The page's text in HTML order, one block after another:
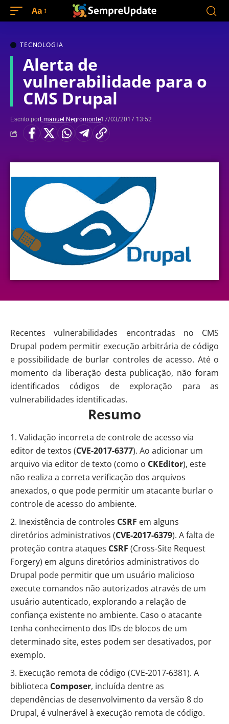
Aa
TECNOLOGIA
Alerta de
vulnerabilidade para o
CMS Drupal
Escrito porEmanuel Negromonte17/03/2017 13:52
Recentes vulnerabilidades encontradas no CMS
Drupal podem permitir execução arbitrária de código
e possibilidade de burlar controles de acesso. Até o
momento da liberação desta publicação, não foram
identificados códigos de exploração para as
vulnerabilidades identificadas.
Resumo
Validação incorreta de controle de acesso via
editor de textos (CVE-2017-6377). Ao adicionar um
arquivo via editor de texto (como o CKEditor), este
não realiza a correta verificação dos arquivos
anexados, o que pode permitir um atacante burlar o
controle de acesso do ambiente.
Inexistência de controles CSRF em alguns
diretórios administrativos (CVE-2017-6379). A falta de
proteção contra ataques CSRF (Cross-Site Request
Forgery) em alguns diretórios administrativos do
Drupal pode permitir que um usuário malicioso
execute comandos não autorizados através de um
usuário autenticado, explorando a relação de
confiança existente no ambiente. Caso o atacante
tenha conhecimento dos IDs de blocos de um
determinado site, estes podem ser desativados, por
exemplo.
Execução remota de código (CVE-2017-6381). A
biblioteca Composer, incluída dentre as
dependências de desenvolvimento da versão 8 do
Drupal, é vulnerável à execução remota de código.